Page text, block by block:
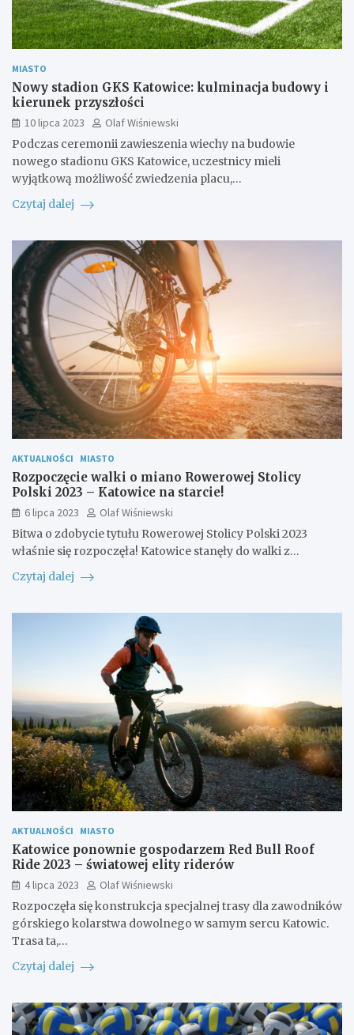
MIASTO
Nowy stadion GKS Katowice: kulminacja budowy i
kierunek przyszłości
10 lipca 2023
Olaf Wiśniewski
Podczas ceremonii zawieszenia wiechy na budowie
nowego stadionu GKS Katowice, uczestnicy mieli
wyjątkową możliwość zwiedzenia placu,…
Czytaj dalej
AKTUALNOŚCI MIASTO
Rozpoczęcie walki o miano Rowerowej Stolicy
Polski 2023 – Katowice na starcie!
6 lipca 2023
Olaf Wiśniewski
Bitwa o zdobycie tytułu Rowerowej Stolicy Polski 2023
właśnie się rozpoczęła! Katowice stanęły do walki z…
Czytaj dalej
AKTUALNOŚCI MIASTO
Katowice ponownie gospodarzem Red Bull Roof
Ride 2023 – światowej elity riderów
4 lipca 2023
Olaf Wiśniewski
Rozpoczęła się konstrukcja specjalnej trasy dla zawodników
górskiego kolarstwa dowolnego w samym sercu Katowic.
Trasa ta,…
Czytaj dalej